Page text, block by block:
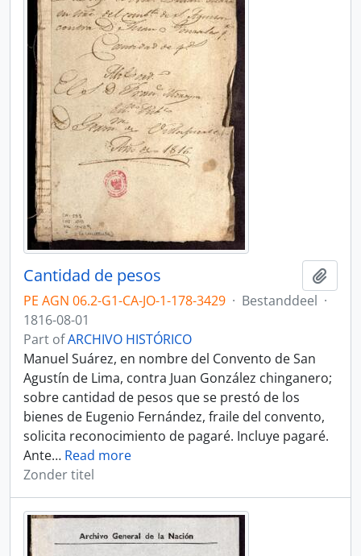
Cantidad de pesos
PE AGN 06.2-G1-CA-JO-1-178-3429 · Bestanddeel ·
1816-08-01
Part ofARCHIVO HISTÓRICO
Manuel Suárez, en nombre del Convento de San
Agustín de Lima, contra Juan González chinganero;
sobre cantidad de pesos que se prestó de los
bienes de Eugenio Fernández, fraile del convento,
solicita reconocimiento de pagaré. Incluye pagaré.
Ante… Read more
Zonder titel